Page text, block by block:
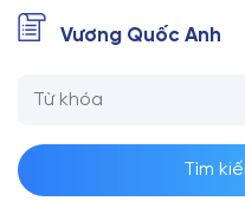
Vương Quốc Anh
Tìm